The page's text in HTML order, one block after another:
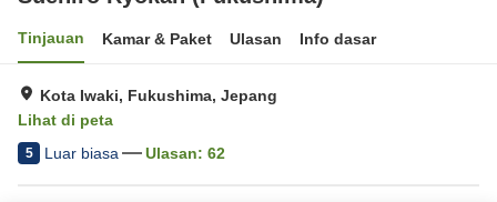
Tinjauan Kamar & Paket Ulasan Info dasar
Kota Iwaki, Fukushima, Jepang
Lihat di peta
5 Luar biasa Ulasan: 62